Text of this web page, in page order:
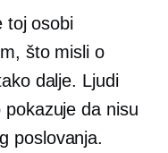
toj osobi
što misli o
dalje. Ljudi
da nisu
poslovanja.